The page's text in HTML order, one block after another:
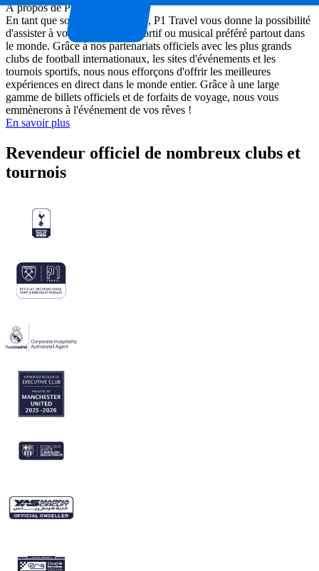
À propos de P1 Travel
En tant que société de billetterie, P1 Travel vous donne la possibilité
d'assister à votre événement sportif ou musical préféré partout dans
le monde. Grâce à nos partenariats officiels avec les plus grands
clubs de football internationaux, les sites d'événements et les
tournois sportifs, nous nous efforçons d'offrir les meilleures
expériences en direct dans le monde entier. Grâce à une large
gamme de billets officiels et de forfaits de voyage, nous vous
emmènerons à l'événement de vos rêves !
En savoir plus
Revendeur officiel de nombreux clubs et
tournois